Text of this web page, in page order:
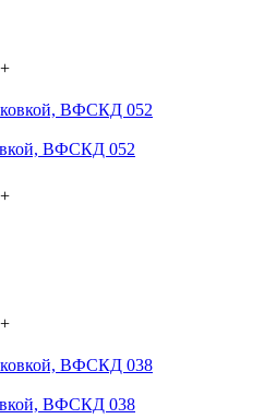
+
ВФСКД 052
+
+
ВФСКД 038